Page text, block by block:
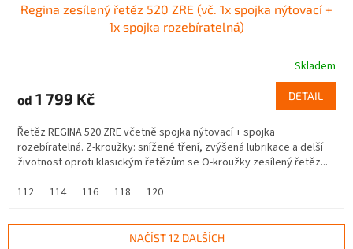
Regina zesílený řetěz 520 ZRE (vč. 1x spojka nýtovací +
1x spojka rozebíratelná)
Skladem
od 1 799 Kč DETAIL
Řetěz REGINA 520 ZRE včetně spojka nýtovací + spojka
rozebíratelná. Z-kroužky: snížené tření, zvýšená lubrikace a delší
životnost oproti klasickým řetězům se O-kroužky zesílený řetěz...
112
114 116 118 120
NAČÍST 12 DALŠÍCH